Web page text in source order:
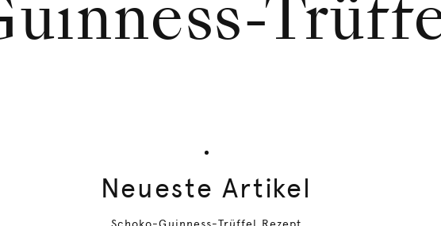
Neueste Artikel